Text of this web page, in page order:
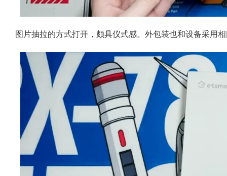
图片抽拉的方式打开，颇具仪式感。外包装也和设备采用